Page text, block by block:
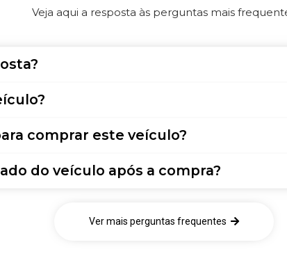
Veja aqui a resposta às perguntas mais
comprar este veículo?
do veículo após a compra?
Ver mais perguntas frequentes